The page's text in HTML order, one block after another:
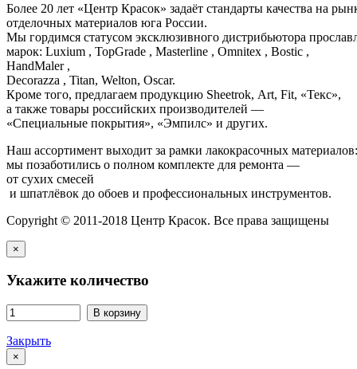
Более 20 лет «Центр Красок» задаёт стандарты качества на
отделочных материалов юга России.
Мы гордимся статусом эксклюзивного дистрибьютора
марок: Luxium , TopGrade , Masterline , Omnitex , Bostic ,
HandMaler ,
Decorazza , Titan, Welton, Oscar.
Кроме того, предлагаем продукцию Sheetrok, Art, Fit, «Текс»,
а также товары российских производителей —
«Специальные покрытия», «Эмпилс» и других.
Наш ассортимент выходит за рамки лакокрасочных
мы позаботились о полном комплекте для ремонта —
от сухих смесей
и шпатлёвок до обоев и профессиональных инструментов.
Copyright © 2011-2018 Центр Красок. Все права защищены
×
Укажите количество
В корзину
Закрыть
×